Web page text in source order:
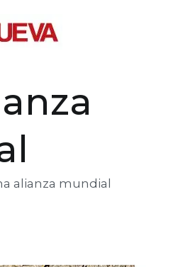
alianza mundial